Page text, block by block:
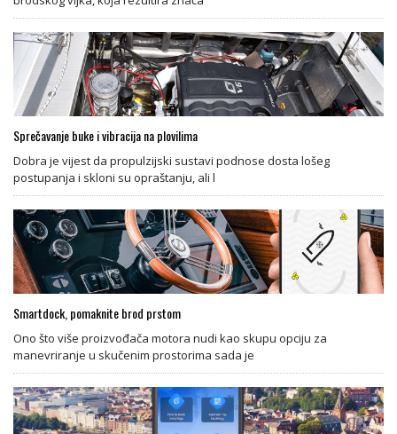
Sprečavanje buke i vibracija na plovilima
Dobra je vijest da propulzijski sustavi podnose dosta lošeg
postupanja i skloni su opraštanju, ali l
Smartdock, pomaknite brod prstom
Ono što više proizvođača motora nudi kao skupu opciju za
manevriranje u skučenim prostorima sada je